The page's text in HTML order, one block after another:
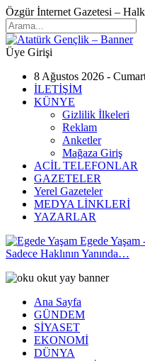
Özgür İnternet Gazetesi –
Üye Girişi
8 Ağustos 2026 -
İLETİŞİM
KÜNYE
Gizlilik İlkeleri
Reklam
Anketler
Mağaza Giriş
ACİL TELEFONLAR
GAZETELER
Yerel Gazeteler
MEDYA LİNKLERİ
YAZARLAR
Egede
Sadece Haklının Yanında…
Ana Sayfa
GÜNDEM
SİYASET
EKONOMİ
DÜNYA